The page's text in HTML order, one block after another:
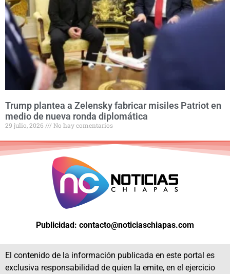
Trump plantea a Zelensky fabricar misiles Patriot en
medio de nueva ronda diplomática
29 julio, 2026 No hay comentarios
Publicidad: contacto@noticiaschiapas.com
El contenido de la información publicada en este portal es
exclusiva responsabilidad de quien la emite, en el ejercicio